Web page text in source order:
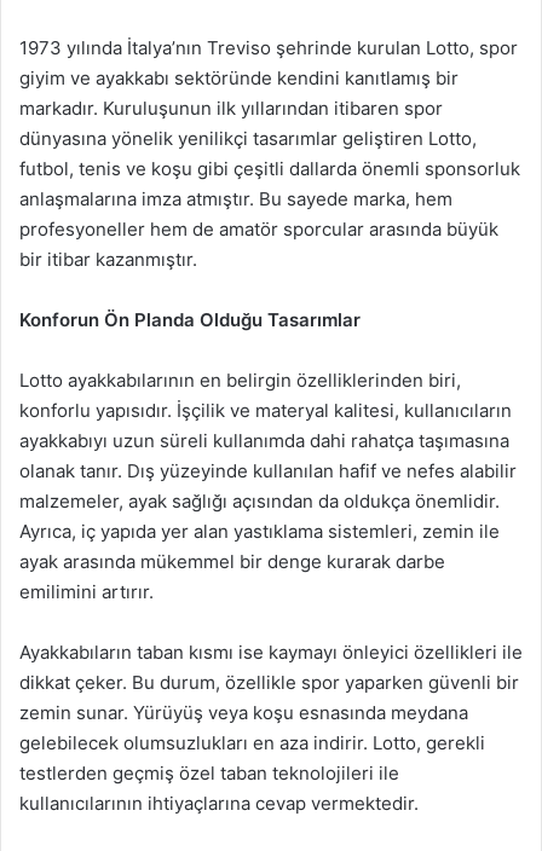
1973 yılında İtalya’nın Treviso şehrinde kurulan Lotto, spor
giyim ve ayakkabı sektöründe kendini kanıtlamış bir
markadır. Kuruluşunun ilk yıllarından itibaren spor
dünyasına yönelik yenilikçi tasarımlar geliştiren Lotto,
futbol, tenis ve koşu gibi çeşitli dallarda önemli sponsorluk
anlaşmalarına imza atmıştır. Bu sayede marka, hem
profesyoneller hem de amatör sporcular arasında büyük
bir itibar kazanmıştır.
Konforun Ön Planda Olduğu Tasarımlar
Lotto ayakkabılarının en belirgin özelliklerinden biri,
konforlu yapısıdır. İşçilik ve materyal kalitesi, kullanıcıların
ayakkabıyı uzun süreli kullanımda dahi rahatça taşımasına
olanak tanır. Dış yüzeyinde kullanılan hafif ve nefes alabilir
malzemeler, ayak sağlığı açısından da oldukça önemlidir.
Ayrıca, iç yapıda yer alan yastıklama sistemleri, zemin ile
ayak arasında mükemmel bir denge kurarak darbe
emilimini artırır.
Ayakkabıların taban kısmı ise kaymayı önleyici özellikleri ile
dikkat çeker. Bu durum, özellikle spor yaparken güvenli bir
zemin sunar. Yürüyüş veya koşu esnasında meydana
gelebilecek olumsuzlukları en aza indirir. Lotto, gerekli
testlerden geçmiş özel taban teknolojileri ile
kullanıcılarının ihtiyaçlarına cevap vermektedir.